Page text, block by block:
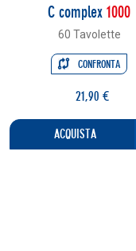
C complex 1000
60 Tavolette
CONFRONTA
21,90 €
ACQUISTA